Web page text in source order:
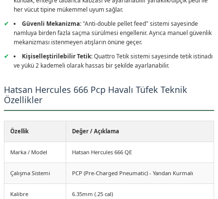
SEPETE EKLE
★ VIDEOLU ÜRÜN
PEŞIN FIYATINA 9 TAKSIT5.0 Puan - 3 Yorumlar
SEPETE EKLE
her vücut tipine mükemmel uyum sağlar.
Güvenli Mekanizma:"Anti-double pellet feed" sistemi sayesinde
namluya birden fazla saçma sürülmesi engellenir. Ayrıca manuel güvenlik
mekanizması istenmeyen atışların önüne geçer.
Kişiselleştirilebilir Tetik:Quattro Tetik sistemi sayesinde tetik istinadı
ve yükü 2 kademeli olarak hassas bir şekilde ayarlanabilir.
Hatsan Hercules 666 Pcp Havalı Tüfek Teknik
Özellikler
Özellik Değer / Açıklama
Marka / Model Hatsan Hercules 666 QE
Çalışma Sistemi PCP (Pre-Charged Pneumatic) - Yandan Kurmalı
Kalibre 6.35mm (.25 cal)